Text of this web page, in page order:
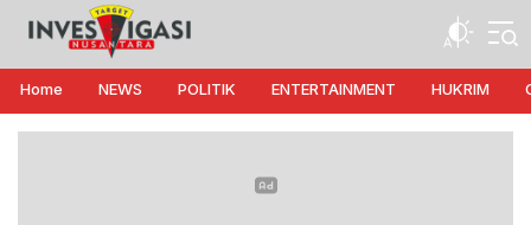
Target Investigasi Nusantara
Edukasi Nusantara
Home NEWS POLITIK ENTERTAINMENT HUKRIM